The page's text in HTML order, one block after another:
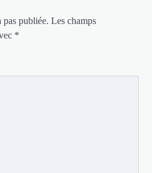
pas publiée. Les champs
*